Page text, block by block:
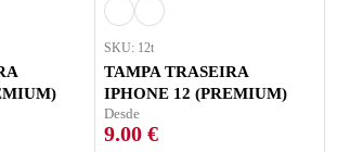
SKU: 12t
TAMPA TRASEIRA
IPHONE 12 (PREMIUM)
Desde
9.00 €